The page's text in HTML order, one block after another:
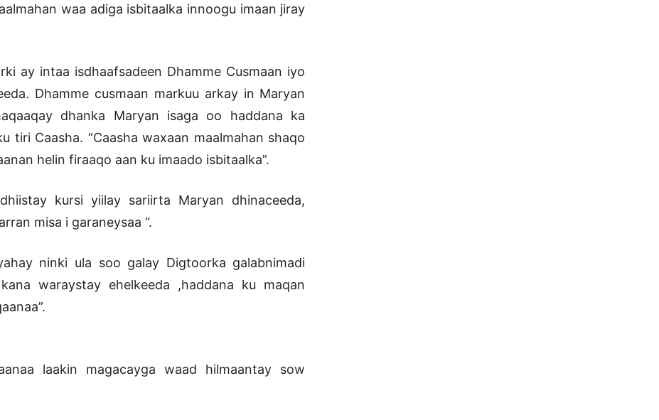
waa adiga isbitaalka innoogu imaan jiray
ay intaa isdhaafsadeen Dhamme Cusmaan iyo
Dhamme cusmaan markuu arkay in Maryan
dhanka Maryan isaga oo haddana ka
tiri Caasha. “Caasha waxaan maalmahan shaqo
helin firaaqo aan ku imaado isbitaalka”.
kursi yiilay sariirta Maryan dhinaceeda,
misa i garaneysaa “.
ninki ula soo galay Digtoorka galabnimadi
waraystay ehelkeeda ,haddana ku maqan
laakin magacayga waad hilmaantay sow